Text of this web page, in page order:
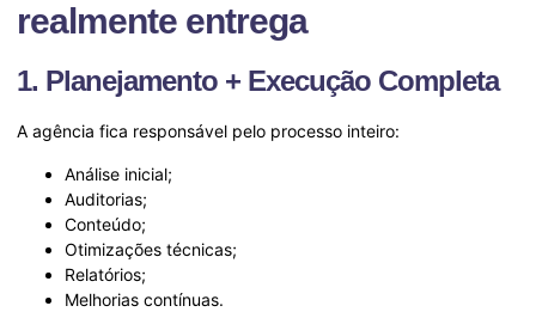
realmente entrega
1. Planejamento + Execução Completa
A agência fica responsável pelo processo inteiro:
Análise inicial;
Auditorias;
Conteúdo;
Otimizações técnicas;
Relatórios;
Melhorias contínuas.